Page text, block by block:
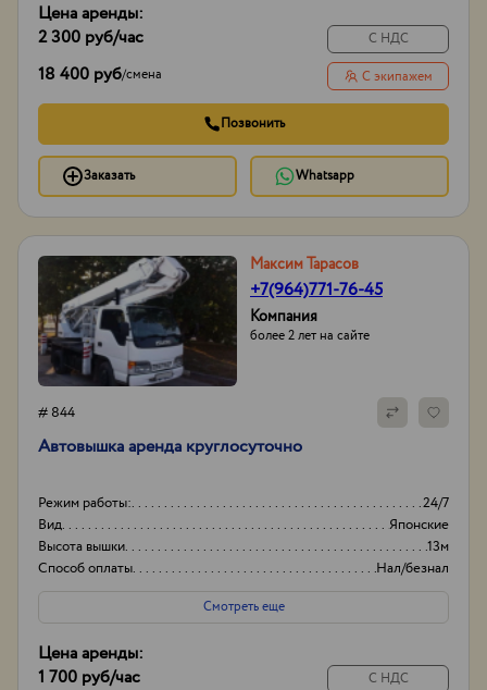
Цена аренды:
2 300 руб/час
18 400 руб/смена
С НДС
С экипажем
Позвонить
Заказать Whatsapp
Максим Тарасов
+7(964)771-76-45
Компания
более 2 лет на сайте
# 844
Автовышка аренда круглосуточно
Режим работы:
24/7
Вид
Японские
Высота вышки
13м
Способ оплаты
Нал/безнал
Смотреть еще
Цена аренды:
1 700 руб/час С НДС